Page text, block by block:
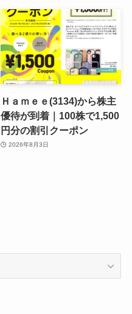
Ｈａｍｅｅ(3134)から株主
優待が到着｜100株で1,500
円分の割引クーポン
2026年8月3日